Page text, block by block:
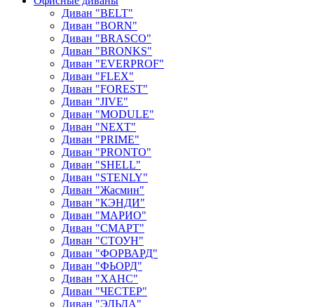
Диван "BELT"
Диван "BORN"
Диван "BRASCO"
Диван "BRONKS"
Диван "EVERPROF"
Диван "FLEX"
Диван "FOREST"
Диван "JIVE"
Диван "MODULE"
Диван "NEXT"
Диван "PRIME"
Диван "PRONTO"
Диван "SHELL"
Диван "STENLY"
Диван "Жасмин"
Диван "КЭНДИ"
Диван "МАРИО"
Диван "СМАРТ"
Диван "СТОУН"
Диван "ФОРВАРД"
Диван "ФЬОРД"
Диван "ХАНС"
Диван "ЧЕСТЕР"
Диван "ЭЛЬДА"